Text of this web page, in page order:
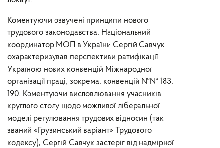
Коментуючи озвучені принципи нового
трудового законодавства, Національний
координатор МОП в України Сергій Савчук
охарактеризував перспективи ратифікації
Україною нових конвенцій Міжнародної
організації праці, зокрема, конвенцій №№ 183,
190. Коментуючи висловлювання учасників
круглого столу щодо можливої ліберальної
моделі регулювання трудових відносин (так
званий «Грузинський варіант» Трудового
кодексу), Сергій Савчук застеріг від надмірної